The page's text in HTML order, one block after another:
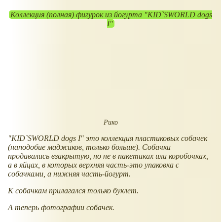
Коллекция (полная) фигурок из йогурта "KID`SWORLD dogs
I"
Рико
"KID`SWORLD dogs I" это коллекция пластиковых собачек
(наподобие маджиков, только больше). Собачки
продавались взакрытую, но не в пакетиках или коробочках,
а в яйцах, в которых верхняя часть-это упаковка с
собачками, а нижняя часть-йогурт.
К собачкам прилагался только буклет.
А теперь фотографии собачек.